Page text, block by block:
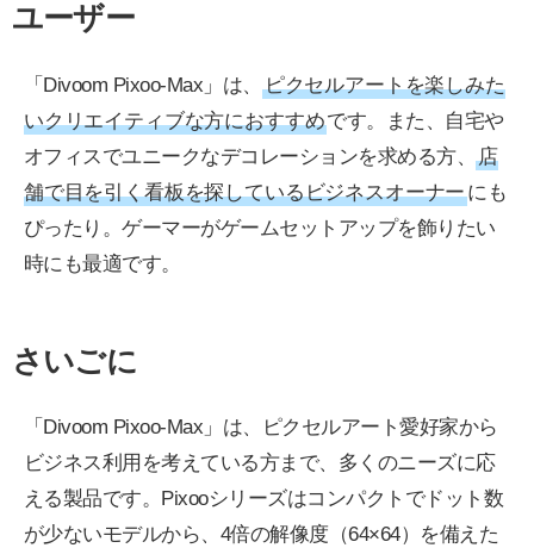
ユーザー
「Divoom Pixoo-Max」は、
ピクセルアートを楽しみた
いクリエイティブな方におすすめです。また、自宅や
オフィスでユニークなデコレーションを求める方、店
舗で目を引く看板を探しているビジネスオーナーにも
ぴったり。ゲーマーがゲームセットアップを飾りたい
時にも最適です。
さいごに
「Divoom Pixoo-Max」は、ピクセルアート愛好家から
ビジネス利用を考えている方まで、多くのニーズに応
える製品です。Pixooシリーズはコンパクトでドット数
が少ないモデルから、4倍の解像度（64×64）を備えた